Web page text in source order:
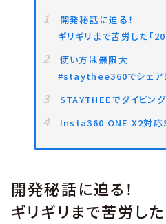
開発秘話に迫る！
ギリギリまで苦労した「
使い方は無限大
#staythee360でシェア
STAYTHEEでダイビング
Insta360 ONE X2対応
開発秘話に迫る！
ギリギリまで苦労し